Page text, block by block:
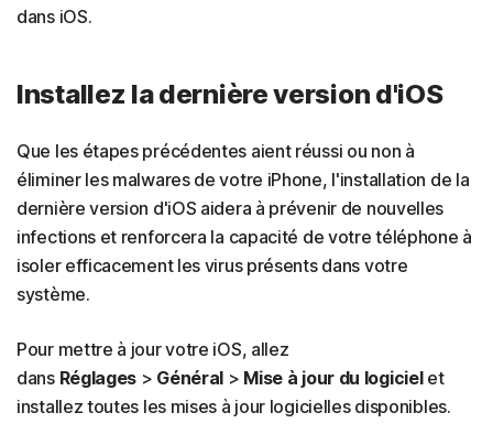
dans iOS.
Installez la dernière version d'iOS
Que les étapes précédentes aient réussi ou non à
éliminer les malwares de votre iPhone, l'installation de la
dernière version d'iOS aidera à prévenir de nouvelles
infections et renforcera la capacité de votre téléphone à
isoler efficacement les virus présents dans votre
système.
Pour mettre à jour votre iOS, allez
dans Réglages > Général > Mise à jour du logiciel et
installez toutes les mises à jour logicielles disponibles.